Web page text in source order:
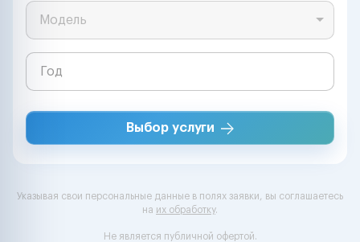
Модель
Выбор услуги
Указывая свои персональные данные в полях заявки, вы соглашаетесь
на их обработку.
Не является публичной офертой.